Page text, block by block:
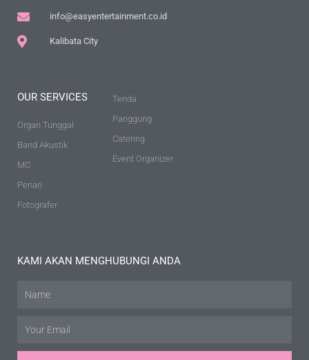
info@easyentertainment.co.id
Kalibata City
OUR SERVICES
Organ Tunggal
Band Akustik
MC
Penari
Fotografer
Tenda
Panggung
Catering
Event Organizer
KAMI AKAN MENGHUBUNGI ANDA